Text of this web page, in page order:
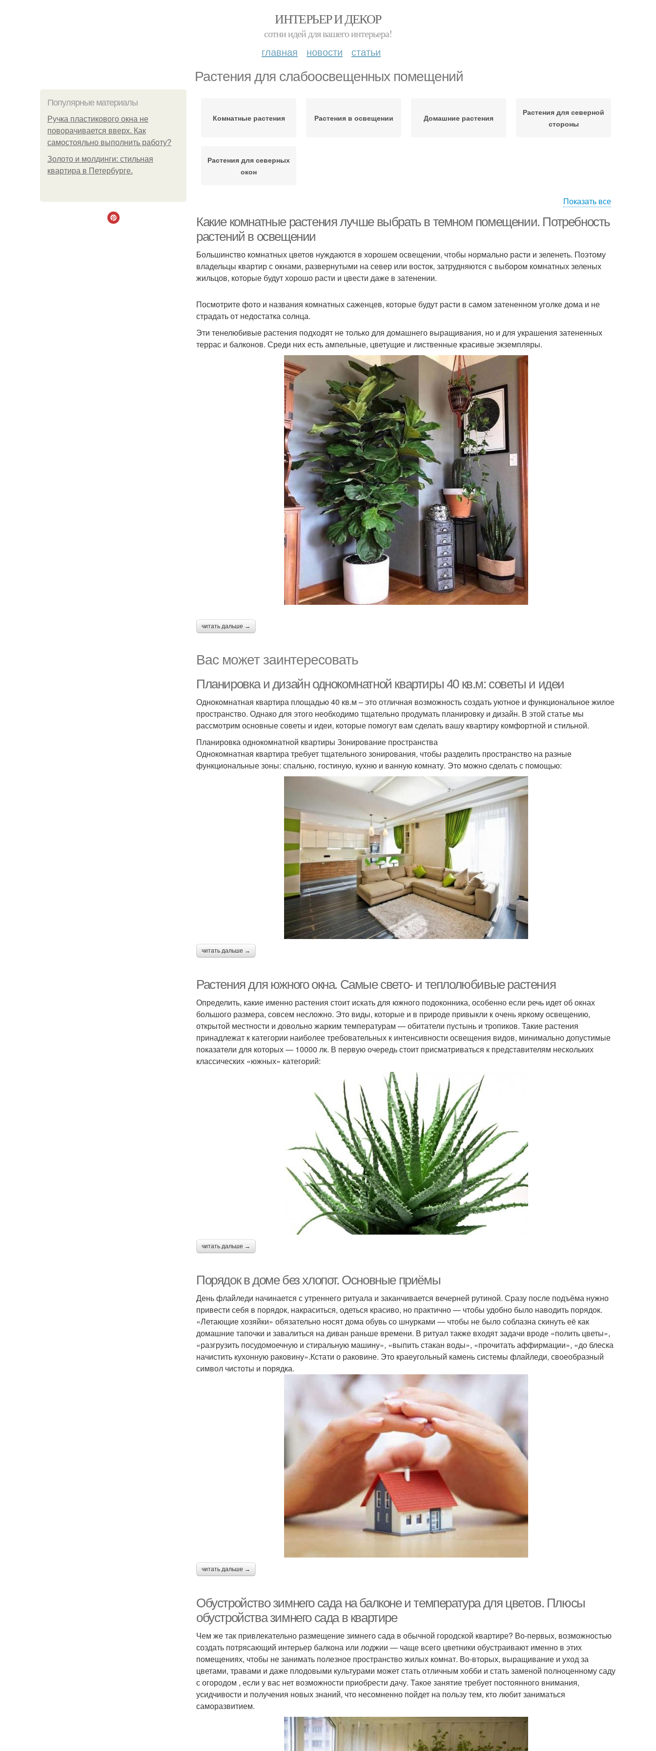
ИНТЕРЬЕР И ДЕКОР
сотни идей для вашего интерьера!
главная новости статьи
Растения для слабоосвещенных помещений
Популярные материалы
Ручка пластикового окна не
поворачивается вверх. Как
самостояльно выполнить работу?
Золото и молдинги: стильная
квартира в Петербурге.
Комнатные растения Растения в освещении Домашние растения
Растения для северной
стороны
Растения для северных
окон
Показать все
Какие комнатные растения лучше выбрать в темном помещении. Потребность
растений в освещении
Большинство комнатных цветов нуждаются в хорошем освещении, чтобы нормально расти и зеленеть. Поэтому
владельцы квартир с окнами, развернутыми на север или восток, затрудняются с выбором комнатных зеленых
жильцов, которые будут хорошо расти и цвести даже в затенении.
Посмотрите фото и названия комнатных саженцев, которые будут расти в самом затененном уголке дома и не
страдать от недостатка солнца.
Эти тенелюбивые растения подходят не только для домашнего выращивания, но и для украшения затененных
террас и балконов. Среди них есть ампельные, цветущие и лиственные красивые экземпляры.
читать дальше →
Вас может заинтересовать
Планировка и дизайн однокомнатной квартиры 40 кв.м: советы и идеи
Однокомнатная квартира площадью 40 кв.м – это отличная возможность создать уютное и функциональное жилое
пространство. Однако для этого необходимо тщательно продумать планировку и дизайн. В этой статье мы
рассмотрим основные советы и идеи, которые помогут вам сделать вашу квартиру комфортной и стильной.
Планировка однокомнатной квартиры Зонирование пространства
Однокомнатная квартира требует тщательного зонирования, чтобы разделить пространство на разные
функциональные зоны: спальню, гостиную, кухню и ванную комнату. Это можно сделать с помощью:
читать дальше →
Растения для южного окна. Самые свето- и теплолюбивые растения
Определить, какие именно растения стоит искать для южного подоконника, особенно если речь идет об окнах
большого размера, совсем несложно. Это виды, которые и в природе привыкли к очень яркому освещению,
открытой местности и довольно жарким температурам — обитатели пустынь и тропиков. Такие растения
принадлежат к категории наиболее требовательных к интенсивности освещения видов, минимально допустимые
показатели для которых — 10000 лк. В первую очередь стоит присматриваться к представителям нескольких
классических «южных» категорий:
читать дальше →
Порядок в доме без хлопот. Основные приёмы
День флайледи начинается с утреннего ритуала и заканчивается вечерней рутиной. Сразу после подъёма нужно
привести себя в порядок, накраситься, одеться красиво, но практично — чтобы удобно было наводить порядок.
«Летающие хозяйки» обязательно носят дома обувь со шнурками — чтобы не было соблазна скинуть её как
домашние тапочки и завалиться на диван раньше времени. В ритуал также входят задачи вроде «полить цветы»,
«разгрузить посудомоечную и стиральную машину», «выпить стакан воды», «прочитать аффирмации», «до блеска
начистить кухонную раковину».Кстати о раковине. Это краеугольный камень системы флайледи, своеобразный
символ чистоты и порядка.
читать дальше →
Обустройство зимнего сада на балконе и температура для цветов. Плюсы
обустройства зимнего сада в квартире
Чем же так привлекательно размещение зимнего сада в обычной городской квартире? Во-первых, возможностью
создать потрясающий интерьер балкона или лоджии — чаще всего цветники обустраивают именно в этих
помещениях, чтобы не занимать полезное пространство жилых комнат. Во-вторых, выращивание и уход за
цветами, травами и даже плодовыми культурами может стать отличным хобби и стать заменой полноценному саду
с огородом , если у вас нет возможности приобрести дачу. Такое занятие требует постоянного внимания,
усидчивости и получения новых знаний, что несомненно пойдет на пользу тем, кто любит заниматься
саморазвитием.